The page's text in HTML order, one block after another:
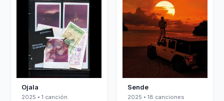
Ojala
2025 • 1 canción
Sende
2025 • 18 canciones